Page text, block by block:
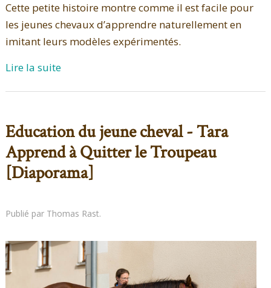
Cette petite histoire montre comme il est facile pour
les jeunes chevaux d’apprendre naturellement en
imitant leurs modèles expérimentés.
Lire la suite
Education du jeune cheval - Tara
Apprend à Quitter le Troupeau
[Diaporama]
Publié par Thomas Rast.